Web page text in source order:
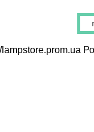
lampstore.prom.ua